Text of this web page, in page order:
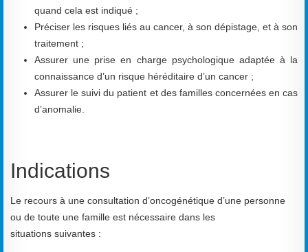
quand cela est indiqué ;
Préciser les risques liés au cancer, à son dépistage, et à son
traitement ;
Assurer une prise en charge psychologique adaptée à la
connaissance d’un risque héréditaire d’un cancer ;
Assurer le suivi du patient et des familles concernées en cas
d’anomalie.
Indications
Le recours à une consultation d’oncogénétique d’une personne
ou de toute une famille est nécessaire dans les
situations suivantes :